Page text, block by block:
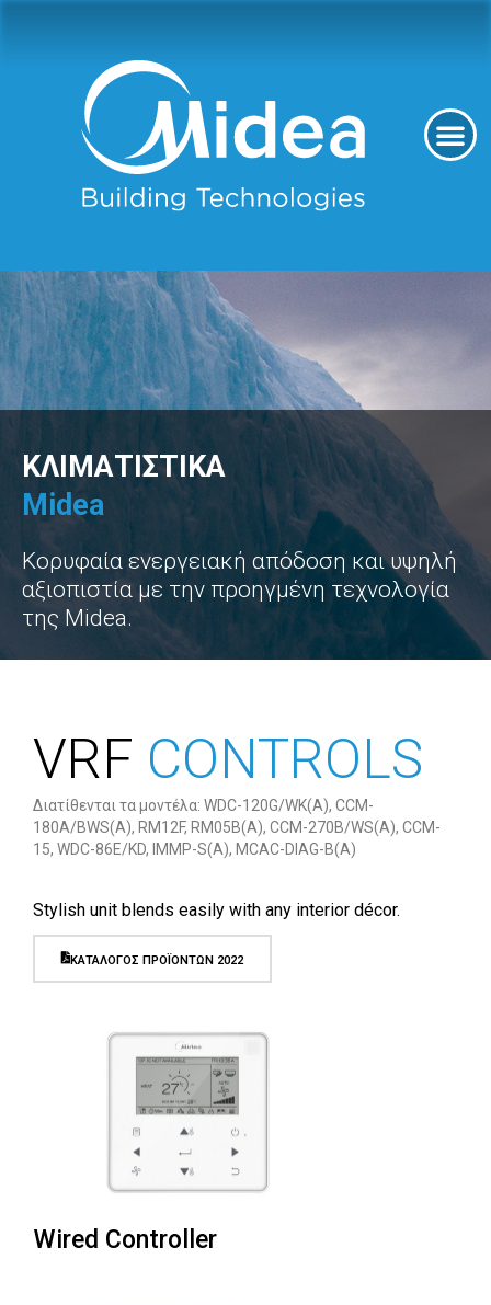
ΚΛΙΜΑΤΙΣΤΙΚΑ
Midea
Κορυφαία ενεργειακή απόδοση και υψηλή
αξιοπιστία με την προηγμένη τεχνολογία
της Midea.
VRF CONTROLS
Διατίθενται τα μοντέλα: WDC-120G/WK(A), CCM-
180A/BWS(A), RM12F, RM05B(A), CCM-270B/WS(A), CCM-
15, WDC-86E/KD, IMMP-S(A), MCAC-DIAG-B(A)
Stylish unit blends easily with any interior décor.
ΚΑΤΑΛΟΓΟΣ ΠΡΟΪΟΝΤΩΝ 2022
Wired Controller